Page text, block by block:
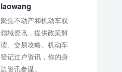
laowang
聚焦不动产和机动车双
领域资讯，提供政策解
读、交易攻略、机动车
登记过户资讯，你的身
边资讯参谋。